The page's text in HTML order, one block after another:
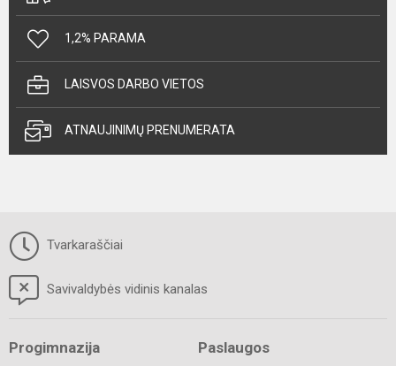
1,2% PARAMA
LAISVOS DARBO VIETOS
ATNAUJINIMŲ PRENUMERATA
Tvarkaraščiai
Savivaldybės vidinis kanalas
Progimnazija Paslaugos